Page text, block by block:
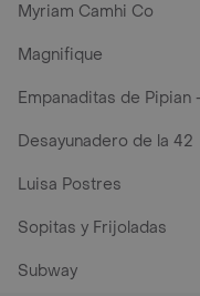
Myriam Camhi Co
Magnifique
Empanaditas de Pipian
Desayunadero de la 42
Luisa Postres
Sopitas y Frijoladas
Subway